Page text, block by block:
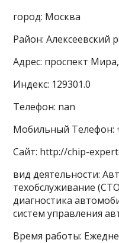
город: Москва
Район: Алексеевский
Адрес: проспект
Индекс: 129301.0
Телефон: nan
Мобильный Телефон:
Сайт: http://chip-
вид деятельности:
техобслуживание
диагностика
систем управления
Время работы: